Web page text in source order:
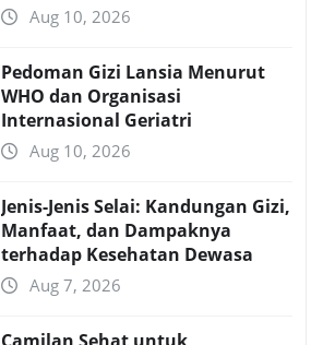
Aug 10, 2026
Pedoman Gizi Lansia Menurut
WHO dan Organisasi
Internasional Geriatri
Aug 10, 2026
Jenis-Jenis Selai: Kandungan Gizi,
Manfaat, dan Dampaknya
terhadap Kesehatan Dewasa
Aug 7, 2026